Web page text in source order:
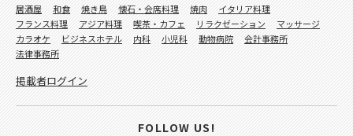
居酒屋 和食 焼き鳥 懐石・会席料理 焼肉
イタリア料理
フランス料理
アジア料理 喫茶・カフェ リラクゼーション
マッサージ
カラオケ
ビジネスホテル 内科 小児科 動物病院
会計事務所
法律事務所
掲載者ログイン
FOLLOW US!